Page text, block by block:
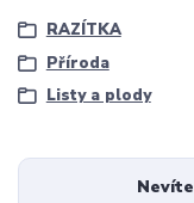
RAZÍTKA
Příroda
Listy a plody